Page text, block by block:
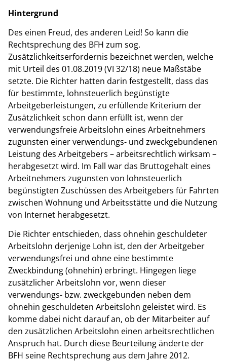
Hintergrund
Des einen Freud, des anderen Leid! So kann die
Rechtsprechung des BFH zum sog.
Zusätzlichkeitserfordernis bezeichnet werden, welche
mit Urteil des 01.08.2019 (VI 32/18) neue Maßstäbe
setzte. Die Richter hatten darin festgestellt, dass das
für bestimmte, lohnsteuerlich begünstigte
Arbeitgeberleistungen, zu erfüllende Kriterium der
Zusätzlichkeit schon dann erfüllt ist, wenn der
verwendungsfreie Arbeitslohn eines Arbeitnehmers
zugunsten einer verwendungs- und zweckgebundenen
Leistung des Arbeitgebers – arbeitsrechtlich wirksam –
herabgesetzt wird. Im Fall war das Bruttogehalt eines
Arbeitnehmers zugunsten von lohnsteuerlich
begünstigten Zuschüssen des Arbeitgebers für Fahrten
zwischen Wohnung und Arbeitsstätte und die Nutzung
von Internet herabgesetzt.
Die Richter entschieden, dass ohnehin geschuldeter
Arbeitslohn derjenige Lohn ist, den der Arbeitgeber
verwendungsfrei und ohne eine bestimmte
Zweckbindung (ohnehin) erbringt. Hingegen liege
zusätzlicher Arbeitslohn vor, wenn dieser
verwendungs- bzw. zweckgebunden neben dem
ohnehin geschuldeten Arbeitslohn geleistet wird. Es
komme dabei nicht darauf an, ob der Mitarbeiter auf
den zusätzlichen Arbeitslohn einen arbeitsrechtlichen
Anspruch hat. Durch diese Beurteilung änderte der
BFH seine Rechtsprechung aus dem Jahre 2012.